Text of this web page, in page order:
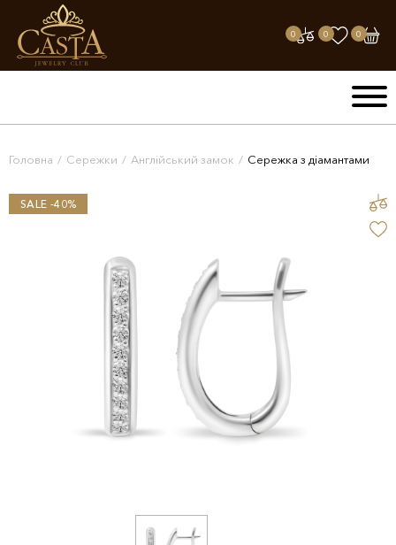
0 0 0
Головна / Сережки / Англійський замок / Сережка з діамантами
SALE -40%